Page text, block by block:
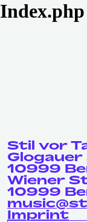
About
Index.php
Stil vor
Glogauer
10999
Wiener
10999
Imprint